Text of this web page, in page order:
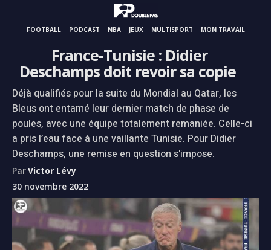
FOOTBALL PODCAST NBA JEUX MULTISPORT MON TRAVAIL
France-Tunisie : Didier
Deschamps doit revoir sa copie
Déjà qualifiés pour la suite du Mondial au Qatar, les
Bleus ont entamé leur dernier match de phase de
poules, avec une équipe totalement remaniée. Celle-ci
a pris l’eau face à une vaillante Tunisie. Pour Didier
Deschamps, une remise en question s'impose.
ParVictor Lévy
30 novembre 2022